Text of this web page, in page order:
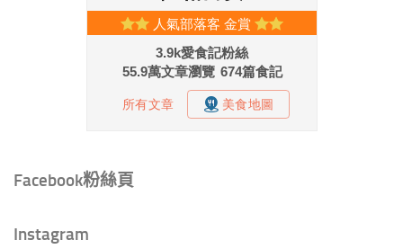
Facebook粉絲頁
Instagram